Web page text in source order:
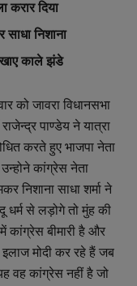
करार दिया
निशाना
काले झंडे
को जावरा विधानसभा
पाण्डेय ने यात्रा
करते हुए भाजपा नेता
कांग्रेस नेता
निशाना साधा शर्मा ने
धर्म से लड़ोगे तो मुंह की
कांग्रेस बीमारी है और
मोदी कर रहे हैं जब
वह कांग्रेस नहीं है जो